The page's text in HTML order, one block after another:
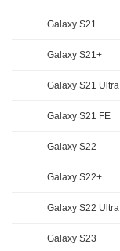
Galaxy S21
Galaxy S21+
Galaxy S21 Ultra
Galaxy S21 FE
Galaxy S22
Galaxy S22+
Galaxy S22 Ultra
Galaxy S23